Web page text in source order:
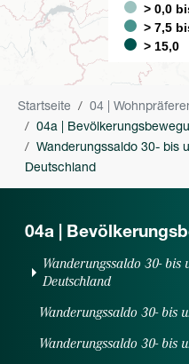
> 0,0
> 7,5
> 15,0
Startseite
04 |
04a |
Wanderungssaldo 30- bis
Deutschland
04a |
Wanderungssaldo 30-
Deutschland(current)
Wanderungssaldo 30- bis
Wanderungssaldo 30- bis